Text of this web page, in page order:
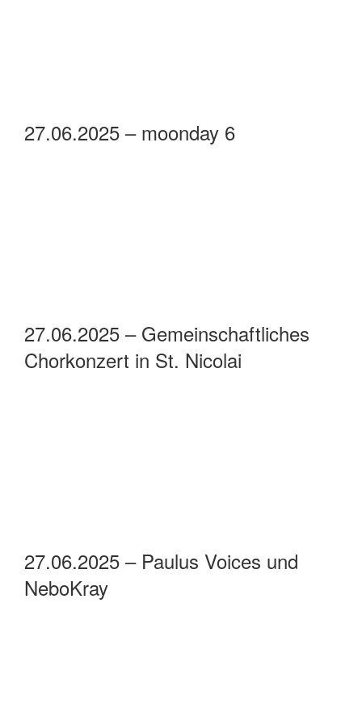
27.06.2025 – moonday 6
27.06.2025 – Gemeinschaftliches
Chorkonzert in St. Nicolai
27.06.2025 – Paulus Voices und
NeboKray